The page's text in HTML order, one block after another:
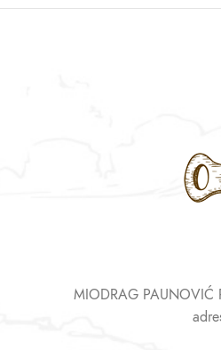
MIODRAG PAUNOVIĆ